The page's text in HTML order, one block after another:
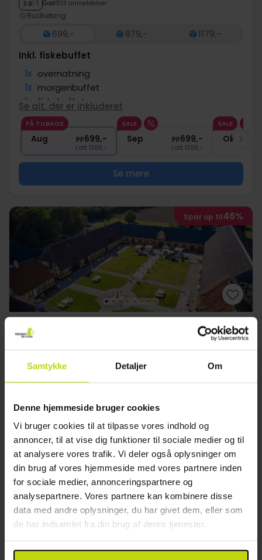
Samtykke Detaljer Om
Denne hjemmeside bruger cookies
Vi bruger cookies til at tilpasse vores indhold og
annoncer, til at vise dig funktioner til sociale medier og til
at analysere vores trafik. Vi deler også oplysninger om
din brug af vores hjemmeside med vores partnere inden
for sociale medier, annonceringspartnere og
analysepartnere. Vores partnere kan kombinere disse
data med andre oplysninger, du har givet dem, eller som
de har indsamlet fra din brug af deres tjenester.
3.9/ 5 God 1133 anmeldelser
Rudkøbing
699,- 879,-
1179,-
Inkl. fiskebuffet
1x overnatning
1x morgenbuffet
1x fiskebuffet
1x kaffe/te og kage på ankomstdagen
∞ Gratis internet og parkering
Se alt, der er inkluderet
FÅ TILBAGE
Aug pp699,-
I alt 1398,-
SALE
Sep pp699,-
I alt 1398,-
SALE
Okt
Se mere
Spar op til46%
Romantisk landlig ferie på Langeland
Skrøbelev Gods
4.2/ 5 Meget god 53 anmeldelser
Rudkøbing
Inkl. 1x 4-retters gastronomisk menu,
rundvisning på godset og meget mere
1x overnatning
1x lækker morgenbuffet
1x 4-retters gastronomi oplevelse
∞ Rundvisning på Slottet
∞ Gratis internet og parkering
Se alt, der er inkluderet
FÅ TILBAGE
Aug 1099,-
I alt 2198,-
Sep
I alt 2198,-
Se mere